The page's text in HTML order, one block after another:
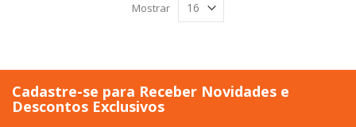
Mostrar
Cadastre-se para Receber Novidades e
Descontos Exclusivos